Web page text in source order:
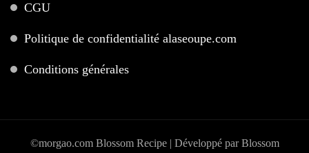
CGU
Politique de confidentialité alaseoupe.com
Conditions générales
©morgao.comBlossom Recipe | Développé parBlossom